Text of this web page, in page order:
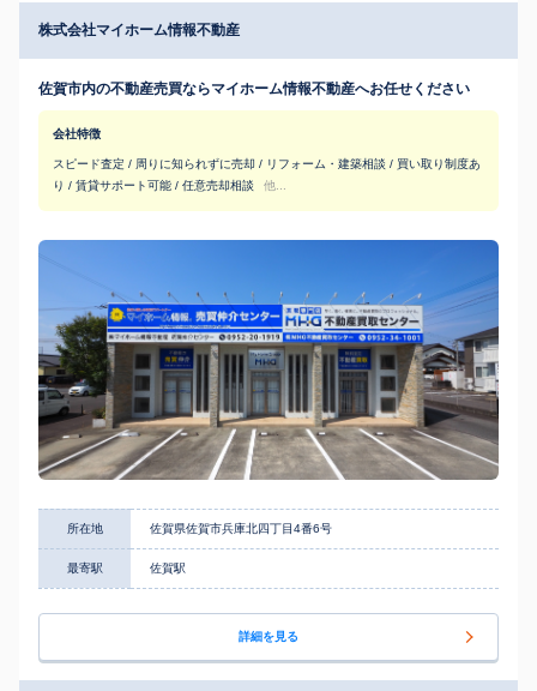
株式会社マイホーム情報不動産
佐賀市内の不動産売買ならマイホーム情報不動産へお任せください
会社特徴
スピード査定 / 周りに知られずに売却 / リフォーム・建築相談 / 買い取り制度あ
り / 賃貸サポート可能 / 任意売却相談
他...
所在地 佐賀県佐賀市兵庫北四丁目4番6号
最寄駅 佐賀駅
詳細を見る